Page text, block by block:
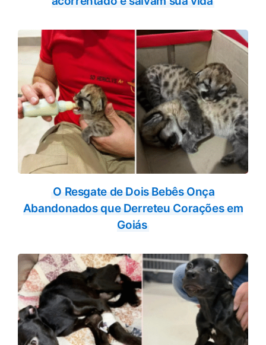
O Resgate de Dois Bebês Onça
Abandonados que Derreteu Corações em
Goiás